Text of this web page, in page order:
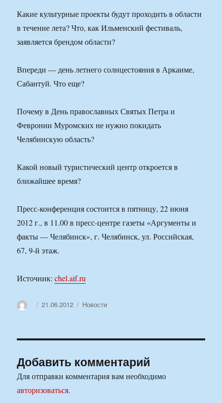
Какие культурные проекты будут проходить в области
в течение лета? Что, как Ильменский фестиваль,
заявляется брендом области?
Впереди — день летнего солнцестояния в Аркаиме,
Сабантуй. Что еще?
Почему в День православных Святых Петра и
Февронии Муромских не нужно покидать
Челябинскую область?
Какой новый туристический центр откроется в
ближайшее время?
Пресс-конференция состоится в пятницу, 22 июня
2012 г., в 11.00 в пресс-центре газеты «Аргументы и
факты — Челябинск», г. Челябинск, ул. Российская,
67, 9-й этаж.
Источник:chel.aif.ru
АвторОпубликовано
21.06.2012 Рубрики
Новости
Добавить комментарий
Для отправки комментария вам необходимо
авторизоваться.